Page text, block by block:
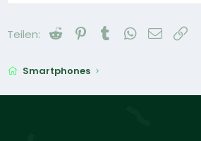
Teilen: Reddit PinterestTumblrWhatsApp
E-Mail
Smartphones